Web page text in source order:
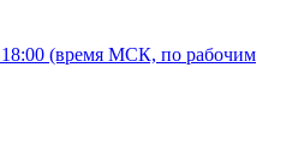
18:00 (время МСК, по рабочим